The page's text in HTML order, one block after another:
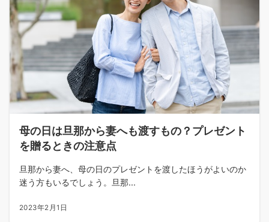
母の日は旦那から妻へも渡すもの？プレゼント
を贈るときの注意点
旦那から妻へ、母の日のプレゼントを渡したほうがよいのか
迷う方もいるでしょう。旦那...
2023年2月1日